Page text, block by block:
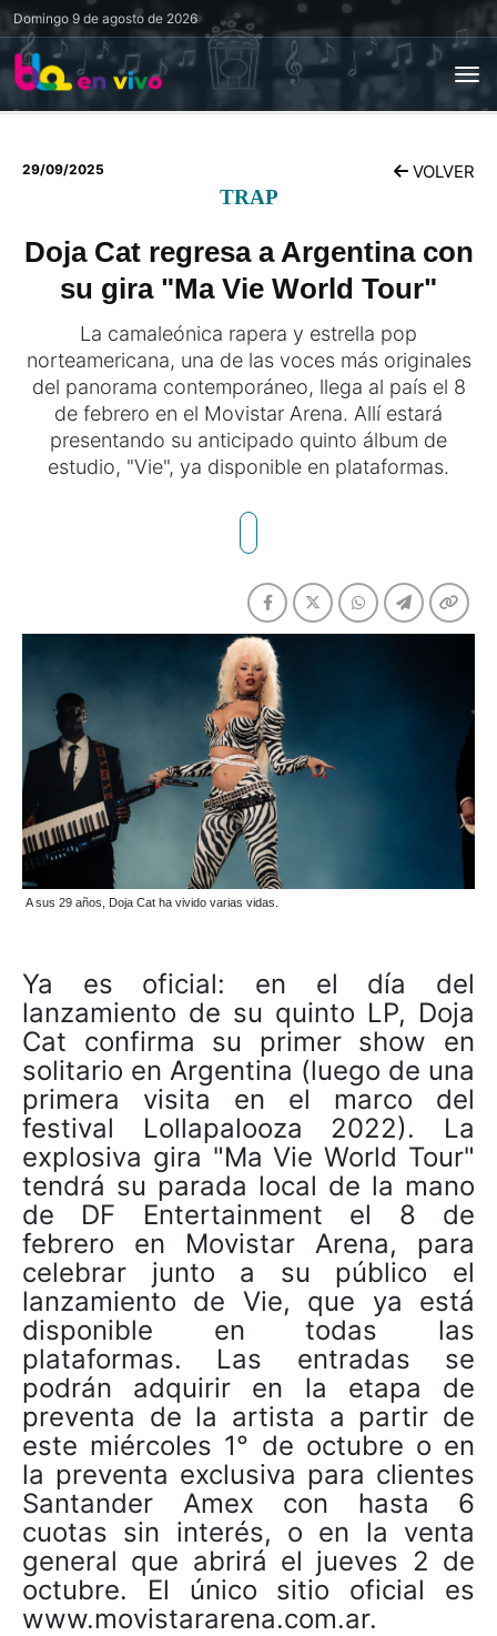
Domingo 9 de agosto de 2026
29/09/2025 VOLVER
TRAP
Doja Cat regresa a Argentina con
su gira "Ma Vie World Tour"
La camaleónica rapera y estrella pop
norteamericana, una de las voces más originales
del panorama contemporáneo, llega al país el 8
de febrero en el Movistar Arena. Allí estará
presentando su anticipado quinto álbum de
estudio, "Vie", ya disponible en plataformas.
A sus 29 años, Doja Cat ha vivido varias vidas.
Ya es oficial: en el día del
lanzamiento de su quinto LP, Doja
Cat confirma su primer show en
solitario en Argentina (luego de una
primera visita en el marco del
festival Lollapalooza 2022). La
explosiva gira "Ma Vie World Tour"
tendrá su parada local de la mano
de DF Entertainment el 8 de
febrero en Movistar Arena, para
celebrar junto a su público el
lanzamiento de Vie, que ya está
disponible en todas las
plataformas. Las entradas se
podrán adquirir en la etapa de
preventa de la artista a partir de
este miércoles 1° de octubre o en
la preventa exclusiva para clientes
Santander Amex con hasta 6
cuotas sin interés, o en la venta
general que abrirá el jueves 2 de
octubre. El único sitio oficial es
www.movistararena.com.ar.